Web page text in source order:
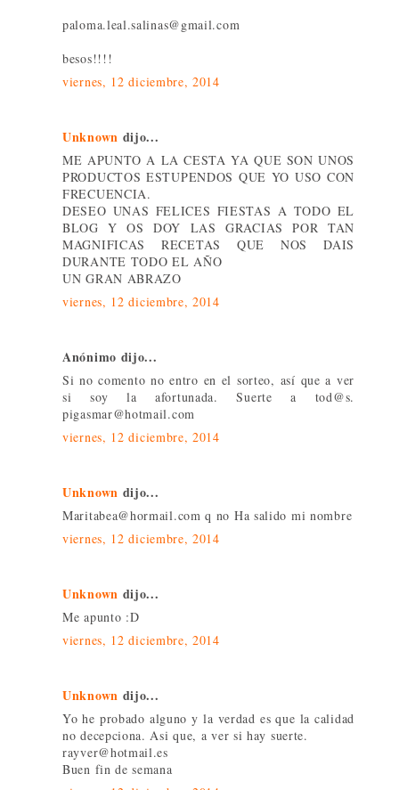
paloma.leal.salinas@gmail.com
besos!!!!
viernes, 12 diciembre, 2014
Unknown dijo...
ME APUNTO A LA CESTA YA QUE SON UNOS
PRODUCTOS ESTUPENDOS QUE YO USO CON
FRECUENCIA.
DESEO UNAS FELICES FIESTAS A TODO EL
BLOG Y OS DOY LAS GRACIAS POR TAN
MAGNIFICAS RECETAS QUE NOS DAIS
DURANTE TODO EL AÑO
UN GRAN ABRAZO
viernes, 12 diciembre, 2014
Anónimo dijo...
Si no comento no entro en el sorteo, así que a ver
si soy la afortunada. Suerte a tod@s.
pigasmar@hotmail.com
viernes, 12 diciembre, 2014
Unknown dijo...
Maritabea@hormail.com q no Ha salido mi nombre
viernes, 12 diciembre, 2014
Unknown dijo...
Me apunto :D
viernes, 12 diciembre, 2014
Unknown dijo...
Yo he probado alguno y la verdad es que la calidad
no decepciona. Asi que, a ver si hay suerte.
rayver@hotmail.es
Buen fin de semana